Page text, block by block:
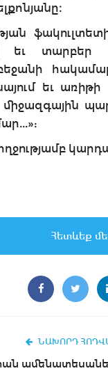
տարբեր
եւ
Հետևեք
ՆԱԽՈՐԴ